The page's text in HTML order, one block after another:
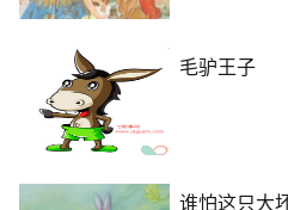
毛驴王子
谁怕这只大